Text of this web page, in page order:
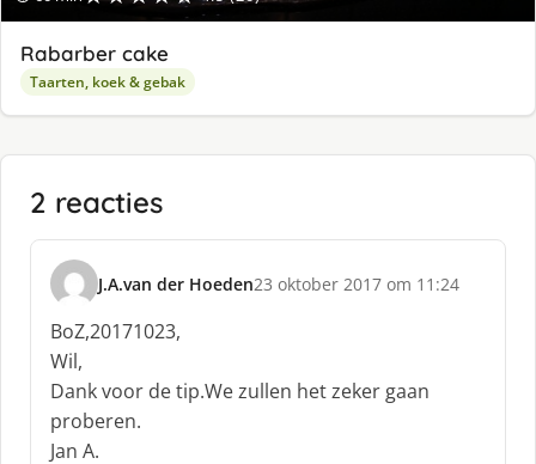
Rabarber cake
Taarten, koek & gebak
2 reacties
J.A.van der Hoeden
s
c
h
r
e
e
f
23 oktober 2017 om 11:24
BoZ,20171023,
Wil,
Dank voor de tip.We zullen het zeker gaan
proberen.
Jan A.